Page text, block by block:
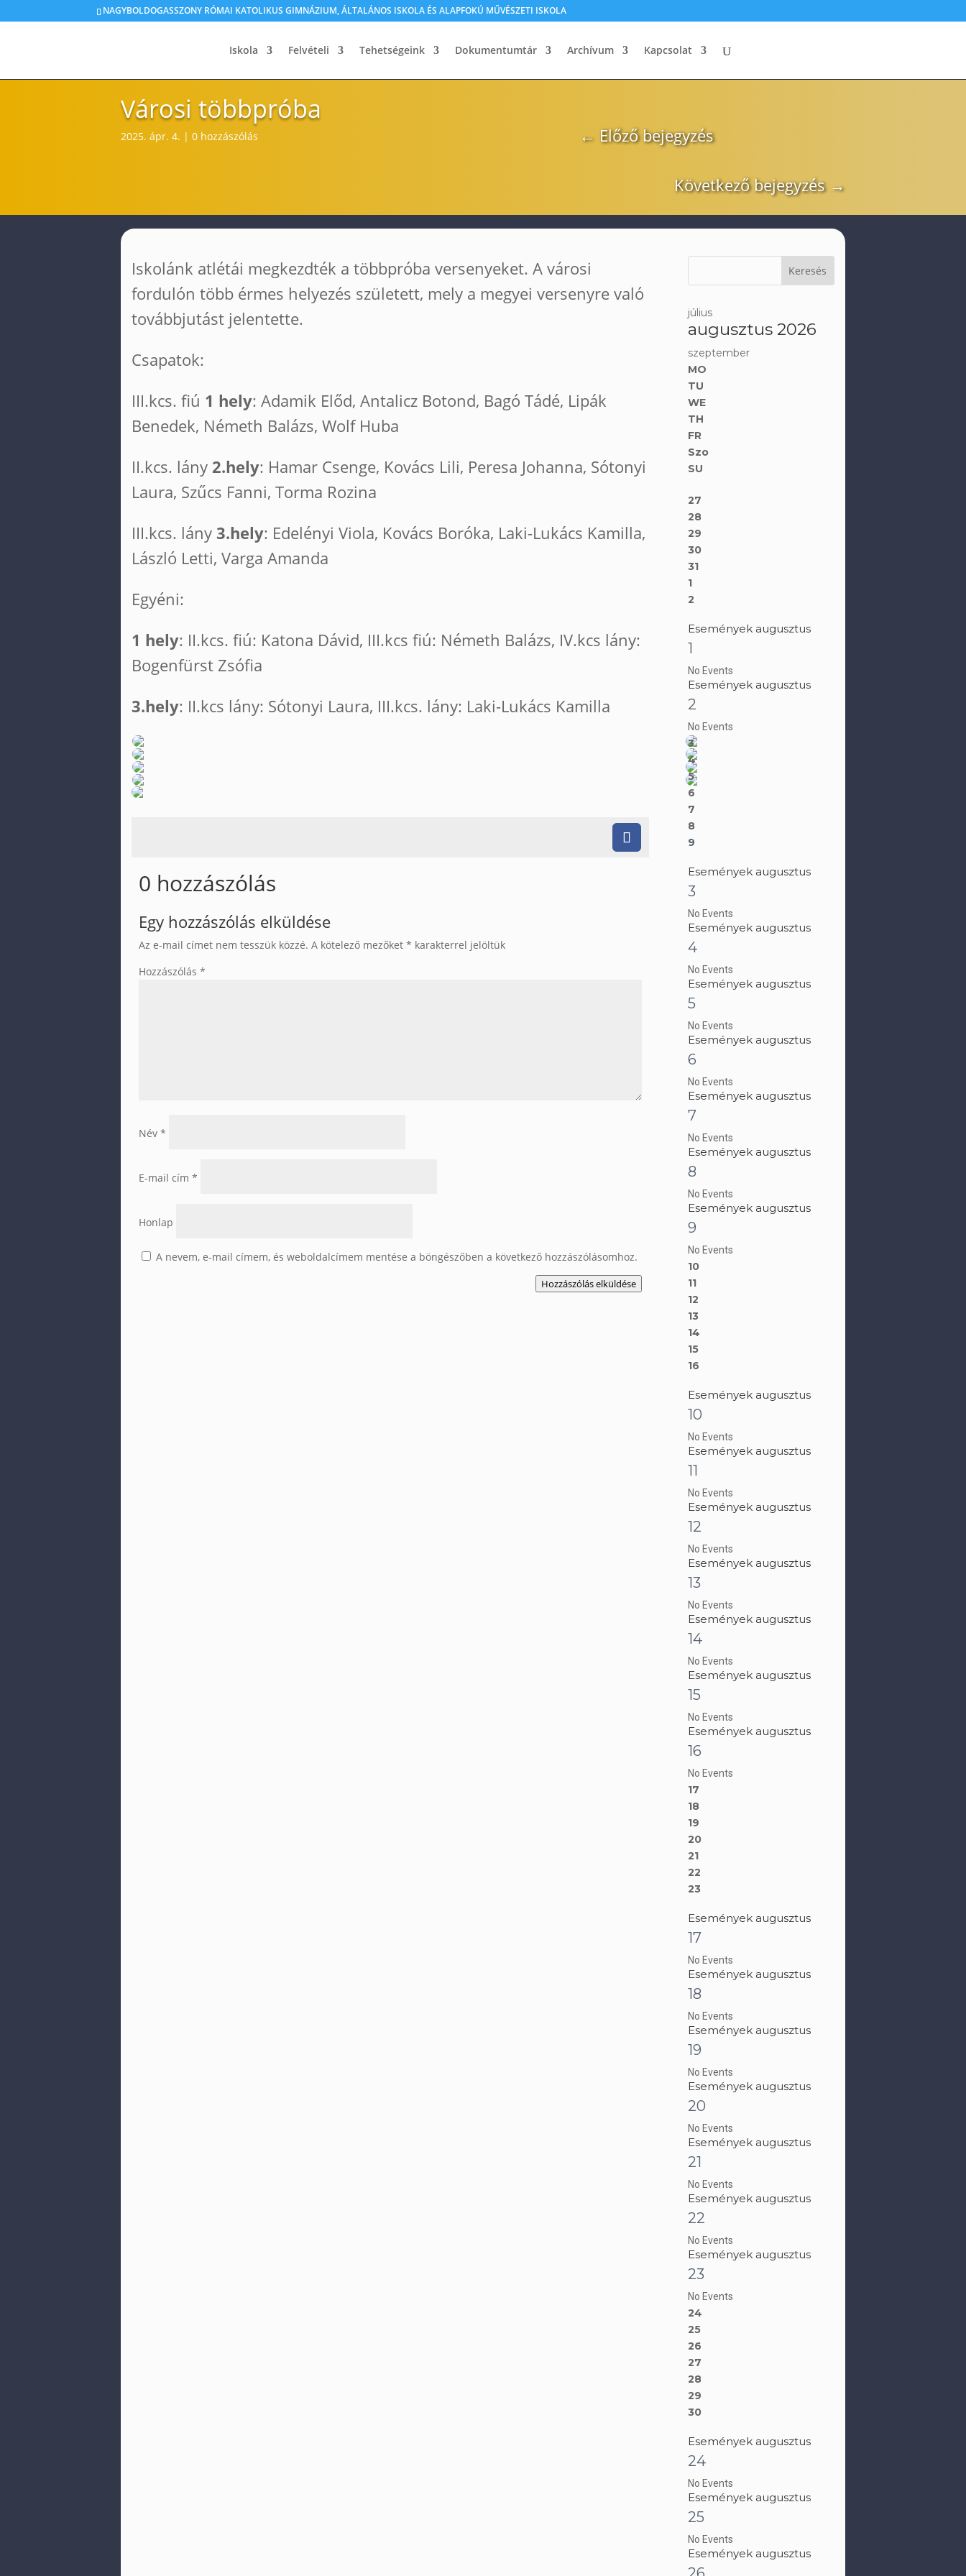
NAGYBOLDOGASSZONY RÓMAI KATOLIKUS GIMNÁZIUM, ÁLTALÁNOS ISKOLA ÉS ALAPFOKÚ MŰVÉSZETI ISKOLA
Iskola Felvételi Tehetségeink Dokumentumtár Archívum Kapcsolat
Városi többpróba
2025. ápr. 4. | 0 hozzászólás ← Előző bejegyzés
Következő bejegyzés→
Iskolánk atlétái megkezdték a többpróba versenyeket. A városi
fordulón több érmes helyezés született, mely a megyei versenyre való
továbbjutást jelentette.
Csapatok:
III.kcs. fiú 1 hely: Adamik Előd, Antalicz Botond, Bagó Tádé, Lipák
Benedek, Németh Balázs, Wolf Huba
II.kcs. lány 2.hely: Hamar Csenge, Kovács Lili, Peresa Johanna, Sótonyi
Laura, Szűcs Fanni, Torma Rozina
III.kcs. lány 3.hely: Edelényi Viola, Kovács Boróka, Laki-Lukács Kamilla,
László Letti, Varga Amanda
Egyéni:
1 hely: II.kcs. fiú: Katona Dávid, III.kcs fiú: Németh Balázs, IV.kcs lány:
Bogenfürst Zsófia
3.hely: II.kcs lány: Sótonyi Laura, III.kcs. lány: Laki-Lukács Kamilla
0 hozzászólás
Egy hozzászólás elküldése
Az e-mail címet nem tesszük közzé. A kötelező mezőket * karakterrel jelöltük
Hozzászólás *
Név *
E-mail cím *
Honlap
A nevem, e-mail címem, és weboldalcímem mentése a böngészőben a következő hozzászólásomhoz.
Hozzászólás elküldése
július
augusztus 2026
szeptember
MO
TU
WE
TH
FR
Szo
SU
27
28
29
30
31
1
2
Események augusztus
1
No Events
Események augusztus
2
No Events
3
4
5
6
7
8
9
Események augusztus
3
No Events
Események augusztus
4
No Events
Események augusztus
5
No Events
Események augusztus
6
No Events
Események augusztus
7
No Events
Események augusztus
8
No Events
Események augusztus
9
No Events
10
11
12
13
14
15
16
Események augusztus
10
No Events
Események augusztus
11
No Events
Események augusztus
12
No Events
Események augusztus
13
No Events
Események augusztus
14
No Events
Események augusztus
15
No Events
Események augusztus
16
No Events
17
18
19
20
21
22
23
Események augusztus
17
No Events
Események augusztus
18
No Events
Események augusztus
19
No Events
Események augusztus
20
No Events
Események augusztus
21
No Events
Események augusztus
22
No Events
Események augusztus
23
No Events
24
25
26
27
28
29
30
Események augusztus
24
No Events
Események augusztus
25
No Events
Események augusztus